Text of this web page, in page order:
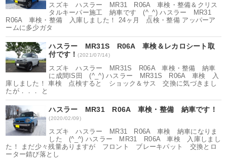
スズキ ハスラー MR31 R06A 車検・整備＆クリス
タルキーパー施工 納車です (^_^) ハスラー MR31
R06A 車検・整備 入庫しました！ 24ヶ月 点検・整備 アッパーア
ームに多少ガタ
ハスラー MR31S R06A 車検＆レカロシート取
付です！(2021/07/14)
スズキ ハスラー MR31S R06A 車検・整備 納車
に成間IS田 (^_^) ハスラー MR31S R06A 車検 入
庫しました！ 車検 点検すると ショック＆サス 交換に気づきまし
たが．．． と
ハスラー MR31 R06A 車検・整備 納車です！
(2020/02/09)
スズキ ハスラー MR31 R06A 車検 納車になりま
した (^_^) ハスラー MR31 R06A 車検 入庫しまし
た！ まだ少々残量ありますが フロント ブレーキパット 交換とロ
ーター錆び落とし